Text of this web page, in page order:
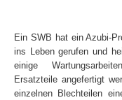
Ein SWB hat ein Azubi-
ins Leben gerufen und
einige
Ersatzteile angefertigt
einzelnen Blechteilen